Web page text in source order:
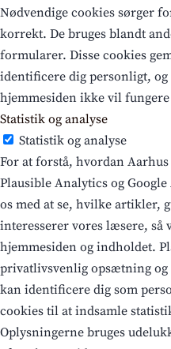
Nødvendige cookies sørger
korrekt. De bruges blandt
formularer. Disse cookies
identificere dig personligt,
hjemmesiden ikke vil
Statistik og analyse
Statistik og analyse
For at forstå, hvordan
Plausible Analytics og
os med at se, hvilke artikler,
interesserer vores læsere, så
hjemmesiden og indholdet.
privatlivsvenlig opsætning
kan identificere dig som
cookies til at indsamle
Oplysningerne bruges